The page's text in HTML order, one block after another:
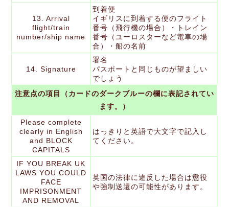
13. Arrival
flight/train
number/ship name
到着便
イギリスに到着する便のフライト
番号（飛行機の場合）・トレイン
番号（ユーロスターなど電車の場
合）・船の名前
14. Signature
署名
パスポートと同じものが望ましい
でしょう
注意点の項目（カードのダークブルーの欄に表記されてい
ます。）
Please complete
clearly in English
and BLOCK
CAPITALS
はっきりと英語で大文字で記入し
てください。
IF YOU BREAK UK
LAWS YOU COULD
FACE
IMPRISONMENT
AND REMOVAL
英国の法律に違反した場合は懲役
や強制送還の可能性があります。